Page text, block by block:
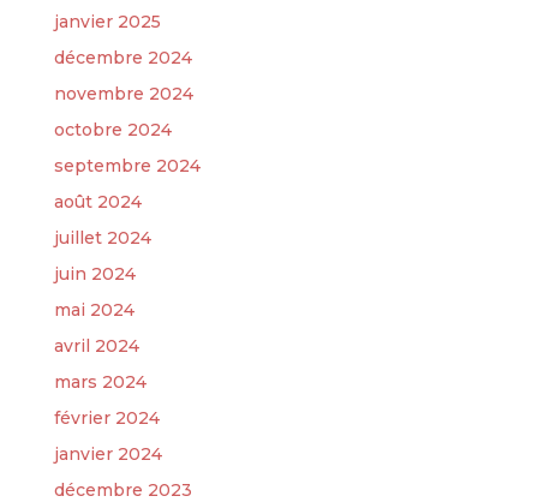
janvier 2025
décembre 2024
novembre 2024
octobre 2024
septembre 2024
août 2024
juillet 2024
juin 2024
mai 2024
avril 2024
mars 2024
février 2024
janvier 2024
décembre 2023